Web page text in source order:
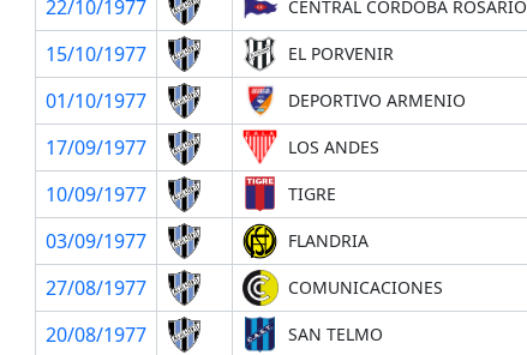
22/10/1977
CENTRAL CORDOBA ROSARIO
15/10/1977
EL PORVENIR
01/10/1977
DEPORTIVO ARMENIO
17/09/1977
LOS ANDES
10/09/1977
TIGRE
03/09/1977
FLANDRIA
27/08/1977
COMUNICACIONES
20/08/1977
SAN TELMO